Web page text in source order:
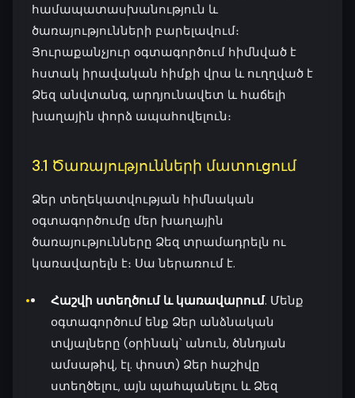
համապատասխանություն և
ծառայությունների բարելավում։
Յուրաքանչյուր օգտագործում հիմնված է
հստակ իրավական հիմքի վրա և ուղղված է
Ձեզ անվտանգ, արդյունավետ և հաճելի
խաղային փորձ ապահովելուն։
3.1 Ծառայությունների մատուցում
Ձեր տեղեկատվության հիմնական
օգտագործումը մեր խաղային
ծառայությունները Ձեզ տրամադրելն ու
կառավարելն է։ Սա ներառում է.
Հաշվի ստեղծում և կառավարում. Մենք
օգտագործում ենք Ձեր անձնական
տվյալները (օրինակ՝ անուն, ծննդյան
ամսաթիվ, էլ. փոստ) Ձեր հաշիվը
ստեղծելու, այն պահպանելու և Ձեզ